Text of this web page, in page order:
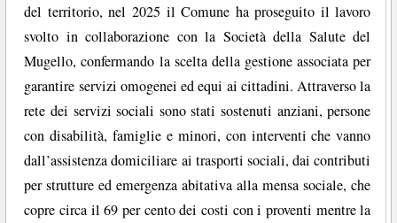
del territorio, nel 2025 il Comune ha proseguito il lavoro
svolto in collaborazione con la Società della Salute del
Mugello, confermando la scelta della gestione associata per
garantire servizi omogenei ed equi ai cittadini. Attraverso la
rete dei servizi sociali sono stati sostenuti anziani, persone
con disabilità, famiglie e minori, con interventi che vanno
dall’assistenza domiciliare ai trasporti sociali, dai contributi
per strutture ed emergenza abitativa alla mensa sociale, che
copre circa il 69 per cento dei costi con i proventi mentre la